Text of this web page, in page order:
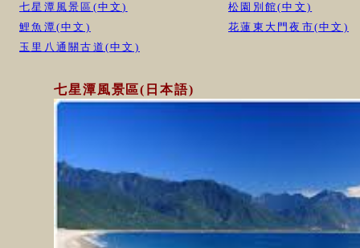
七星潭風景區(中文)
松園別館(中文)
鯉魚潭(中文)
花蓮東大門夜市(中文)
玉里八通關古道(中文)
七星潭風景區(日本語)